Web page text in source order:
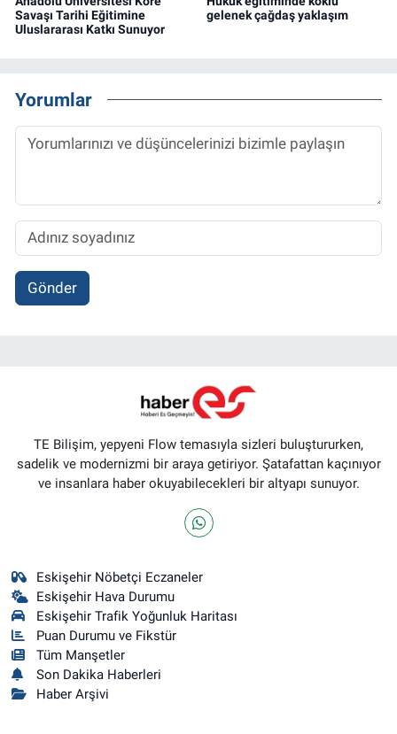
Savaşı Tarihi Eğitimine
Uluslararası Katkı Sunuyor
gelenek çağdaş yaklaşım
Yorumlar
Gönder
TE Bilişim, yepyeni Flow temasıyla sizleri buluştururken,
sadelik ve modernizmi bir araya getiriyor. Şatafattan kaçınıyor
ve insanlara haber okuyabilecekleri bir altyapı sunuyor.
Eskişehir Nöbetçi Eczaneler
Eskişehir Hava Durumu
Eskişehir Trafik Yoğunluk Haritası
Puan Durumu ve Fikstür
Tüm Manşetler
Son Dakika Haberleri
Haber Arşivi